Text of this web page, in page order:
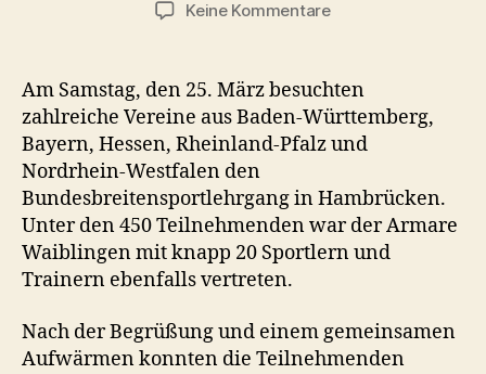
Keine Kommentarezu
Hambrücken
Am Samstag, den 25. März besuchten
zahlreiche Vereine aus Baden-Württemberg,
Bayern, Hessen, Rheinland-Pfalz und
Nordrhein-Westfalen den
Bundesbreitensportlehrgang in Hambrücken.
Unter den 450 Teilnehmenden war der Armare
Waiblingen mit knapp 20 Sportlern und
Trainern ebenfalls vertreten.
Nach der Begrüßung und einem gemeinsamen
Aufwärmen konnten die Teilnehmenden